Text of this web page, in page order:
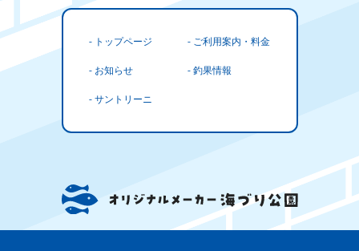
- トップページ - ご利用案内・料金
- お知らせ - 釣果情報
- サントリーニ